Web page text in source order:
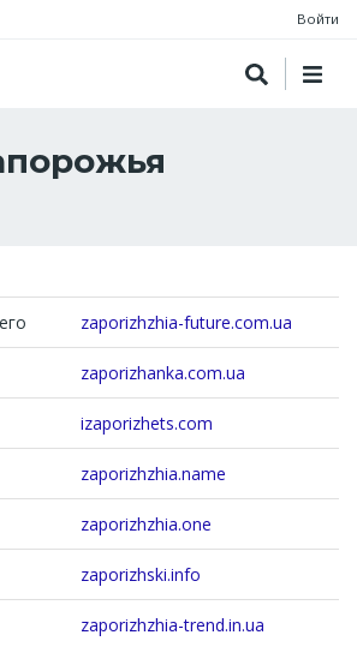
Войти
zaporizhzhia-future.com.ua
zaporizhanka.com.ua
izaporizhets.com
zaporizhzhia.name
zaporizhzhia.one
zaporizhski.info
zaporizhzhia-trend.in.ua